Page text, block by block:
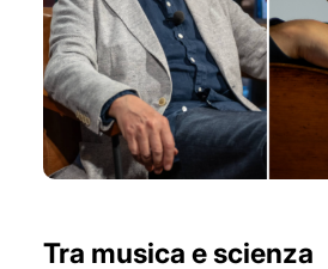
Tra musica e scienza